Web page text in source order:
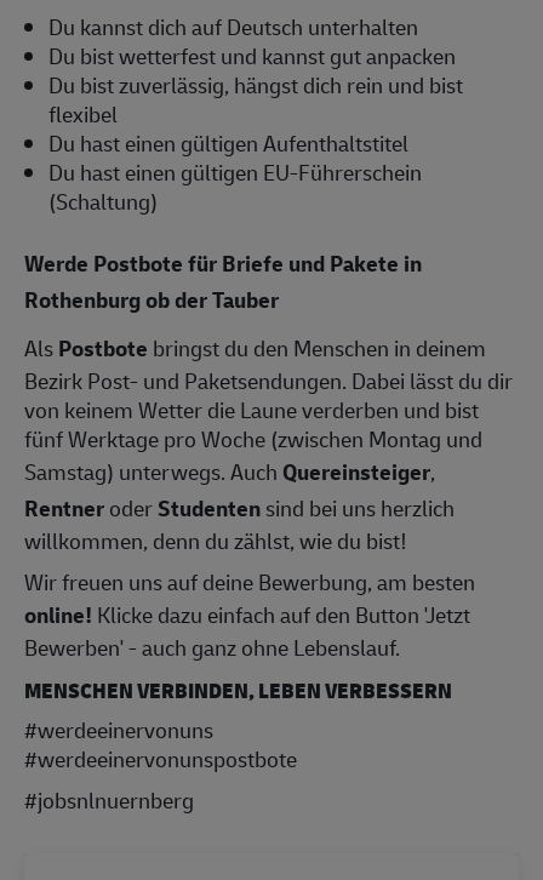
Du kannst dich auf Deutsch unterhalten
Du bist wetterfest und kannst gut anpacken
Du bist zuverlässig, hängst dich rein und bist
flexibel
Du hast einen gültigen Aufenthaltstitel
Du hast einen gültigen EU-Führerschein
(Schaltung)
Werde Postbote für Briefe und Pakete in
Rothenburg ob der Tauber
AlsPostbote bringst du den Menschen in deinem
Bezirk Post- und Paketsendungen. Dabei lässt du dir
von keinem Wetter die Laune verderben und bist
fünf Werktage pro Woche (zwischen Montag und
Samstag) unterwegs. Auch Quereinsteiger,
RentneroderStudentensind bei uns herzlich
willkommen, denn du zählst, wie du bist!
Wir freuen uns auf deine Bewerbung, am besten
online! Klicke dazu einfach auf den Button 'Jetzt
Bewerben' - auch ganz ohne Lebenslauf.
MENSCHEN VERBINDEN, LEBEN VERBESSERN
#werdeeinervonuns
#werdeeinervonunspostbote
#jobsnlnuernberg